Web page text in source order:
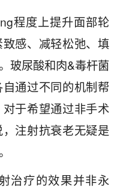
程度上提升面部轮
感、减轻松弛、填
玻尿酸和肉&毒杆菌
通过不同的机制帮
于希望通过非手术
注射抗衰老无疑是
治疗的效果并非永